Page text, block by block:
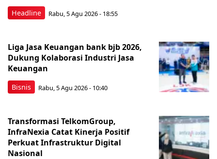
Headline Rabu, 5 Agu 2026 - 18:55
Bisnis
Liga Jasa Keuangan bank bjb 2026,
Dukung Kolaborasi Industri Jasa
Keuangan
Rabu, 5 Agu 2026 - 10:40
Transformasi TelkomGroup,
InfraNexia Catat Kinerja Positif
Perkuat Infrastruktur Digital
Nasional